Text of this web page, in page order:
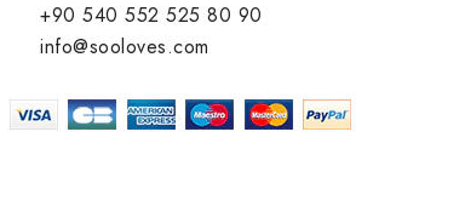
+90 540 552 525 80 90
info@sooloves.com